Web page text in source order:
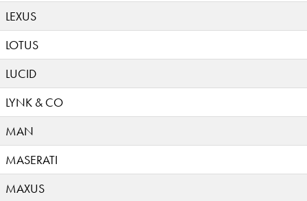
LEXUS
LOTUS
LUCID
LYNK & CO
MAN
MASERATI
MAXUS